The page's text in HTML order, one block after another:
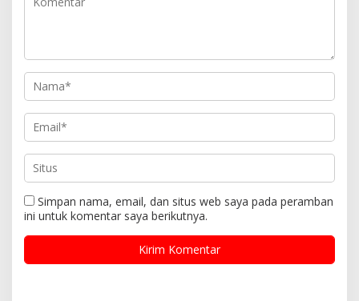
Simpan nama, email, dan situs web saya pada peramban
ini untuk komentar saya berikutnya.